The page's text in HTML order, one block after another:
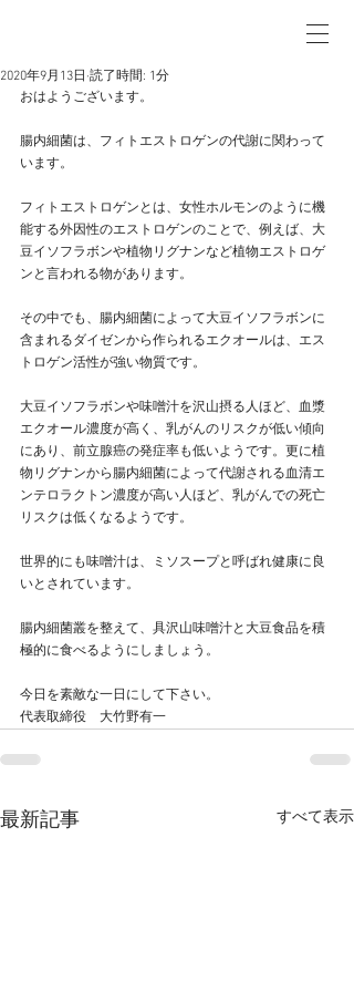
2020年9月13日 読了時間: 1分
おはようございます。
腸内細菌は、フィトエストロゲンの代謝に関わって
います。
フィトエストロゲンとは、女性ホルモンのように機
能する外因性のエストロゲンのことで、例えば、大
豆イソフラボンや植物リグナンなど植物エストロゲ
ンと言われる物があります。
その中でも、腸内細菌によって大豆イソフラボンに
含まれるダイゼンから作られるエクオールは、エス
トロゲン活性が強い物質です。
大豆イソフラボンや味噌汁を沢山摂る人ほど、血漿
エクオール濃度が高く、乳がんのリスクが低い傾向
にあり、前立腺癌の発症率も低いようです。更に植
物リグナンから腸内細菌によって代謝される血清エ
ンテロラクトン濃度が高い人ほど、乳がんでの死亡
リスクは低くなるようです。
世界的にも味噌汁は、ミソスープと呼ばれ健康に良
いとされています。
腸内細菌叢を整えて、具沢山味噌汁と大豆食品を積
極的に食べるようにしましょう。
今日を素敵な一日にして下さい。
代表取締役　大竹野有一
最新記事 すべて表示